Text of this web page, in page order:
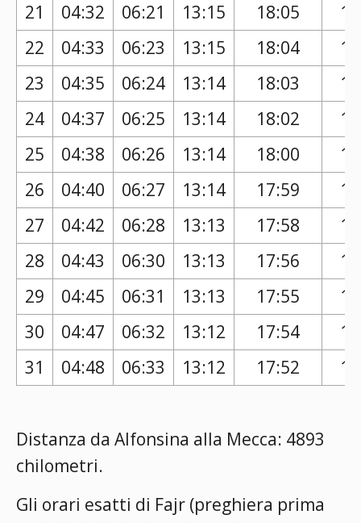
21
04:32 06:21 13:15 18:05
22
04:33 06:23 13:15 18:04
23
04:35 06:24 13:14 18:03
24
04:37 06:25 13:14 18:02
25
04:38 06:26 13:14 18:00
26
04:40 06:27 13:14 17:59
27
04:42 06:28 13:13 17:58
28
04:43 06:30 13:13 17:56
29
04:45 06:31 13:13 17:55
30
04:47 06:32 13:12 17:54
31
04:48 06:33 13:12 17:52
Distanza da Alfonsina alla Mecca: 4893
chilometri.
Gli orari esatti di Fajr (preghiera prima